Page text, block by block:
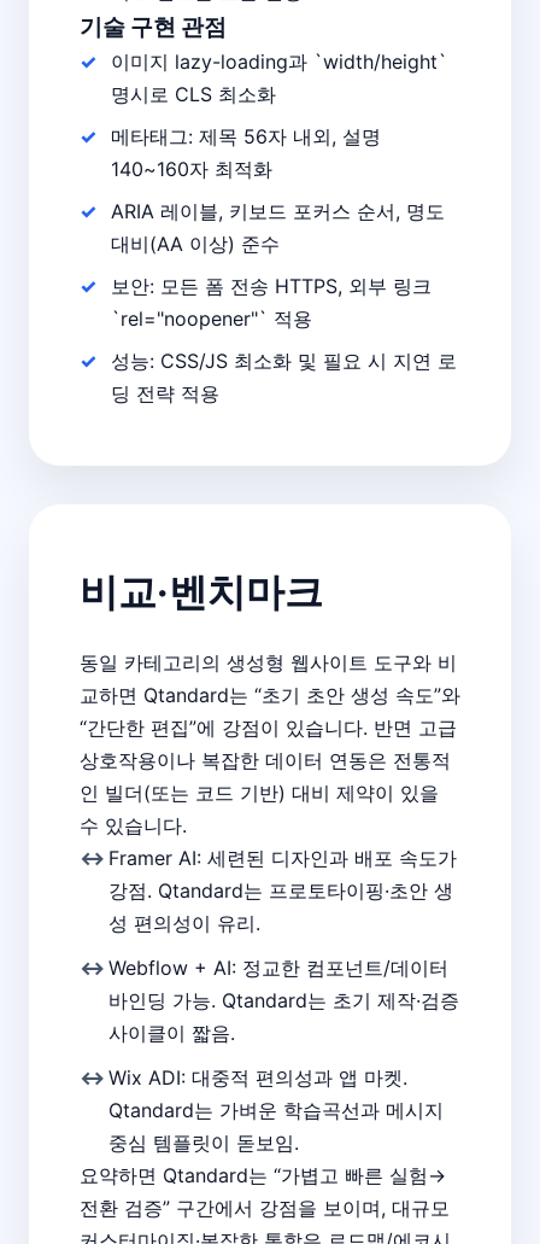
기술 구현 관점
이미지 lazy-loading과 `width/height`
명시로 CLS 최소화
메타태그: 제목 56자 내외, 설명
140~160자 최적화
ARIA 레이블, 키보드 포커스 순서, 명도
대비(AA 이상) 준수
보안: 모든 폼 전송 HTTPS, 외부 링크
`rel="noopener"` 적용
성능: CSS/JS 최소화 및 필요 시 지연 로
딩 전략 적용
비교·벤치마크
동일 카테고리의 생성형 웹사이트 도구와 비
교하면 Qtandard는 “초기 초안 생성 속도”와
“간단한 편집”에 강점이 있습니다. 반면 고급
상호작용이나 복잡한 데이터 연동은 전통적
인 빌더(또는 코드 기반) 대비 제약이 있을
수 있습니다.
Framer AI: 세련된 디자인과 배포 속도가
강점. Qtandard는 프로토타이핑·초안 생
성 편의성이 유리.
Webflow + AI: 정교한 컴포넌트/데이터
바인딩 가능. Qtandard는 초기 제작·검증
사이클이 짧음.
Wix ADI: 대중적 편의성과 앱 마켓.
Qtandard는 가벼운 학습곡선과 메시지
중심 템플릿이 돋보임.
요약하면 Qtandard는 “가볍고 빠른 실험→
전환 검증” 구간에서 강점을 보이며, 대규모